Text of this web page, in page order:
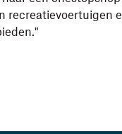
recreatievoertuigen